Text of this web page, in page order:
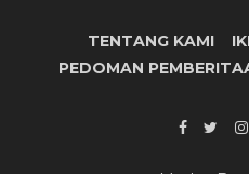
TENTANG KAMI
PEDOMAN